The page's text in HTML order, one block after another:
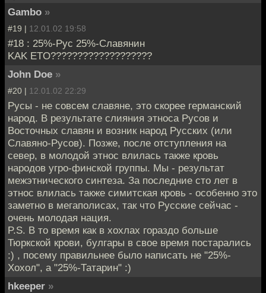
Gambo »
#19 | 12.01.02 19:58
#18 : 25%-Рус 25%-Славянин
KAK ETO???????????????????
John Doe »
#20 | 12.01.02 22:29
Русы - не совсем славяне, это скорее германский
народ. В результате слияния этноса Русов и
Восточных славян и возник народ Русских (или
Славяно-Русов). Позже, после отступления на
север, в молодой этнос влилась также кровь
народов угро-финской группы. Мы - результат
межэтнического синтеза. За последние сто лет в
этнос влилась также симитская кровь - особенно это
заметно в мегаполисах, так что Русские сейчас -
очень молодая нация.
P.S. В то время как в хохлах гораздо больше
Тюркской крови, булгары в свое время постарались
:) , посему правильнее было написать не "25%-
Хохол", а "25%-Татарин" :)
hkeeper »